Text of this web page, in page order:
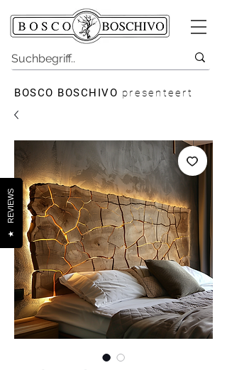
BOSCO BOSCHIVO presenteert
★
REVIEWS